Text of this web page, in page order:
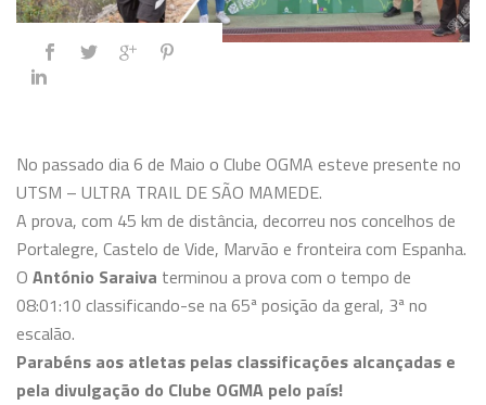
No passado dia 6 de Maio o Clube OGMA esteve presente no
UTSM – ULTRA TRAIL DE SÃO MAMEDE.
A prova, com 45 km de distância, decorreu nos concelhos de
Portalegre, Castelo de Vide, Marvão e fronteira com Espanha.
O António Saraiva terminou a prova com o tempo de
08:01:10 classificando-se na 65ª posição da geral, 3ª no
escalão.
Parabéns aos atletas pelas classificações alcançadas e
pela divulgação do Clube OGMA pelo país!